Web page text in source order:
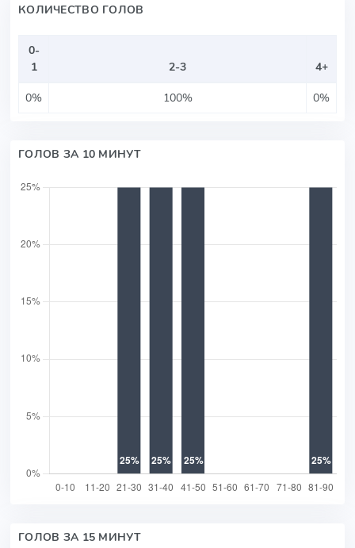
КОЛИЧЕСТВО ГОЛОВ
0-
1
2-3
4+
0%
100% 0%
ГОЛОВ ЗА 10 МИНУТ
ГОЛОВ ЗА 15 МИНУТ